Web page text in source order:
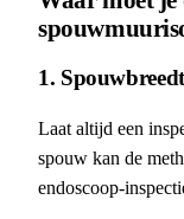
1.
Laat altijd een
spouw kan de
endoscoop-